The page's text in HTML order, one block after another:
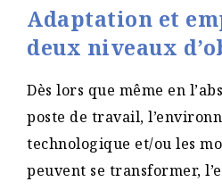
Adaptation et
deux niveaux
Dès lors que même en
poste de travail,
technologique et/ou les
peuvent se transformer,